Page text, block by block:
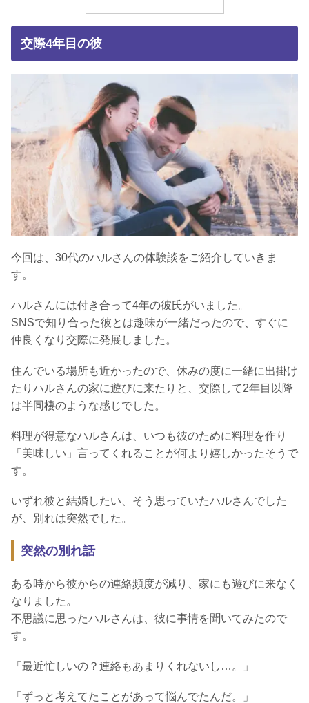
交際4年目の彼
今回は、30代のハルさんの体験談をご紹介していきま
す。
ハルさんには付き合って4年の彼氏がいました。
SNSで知り合った彼とは趣味が一緒だったので、すぐに
仲良くなり交際に発展しました。
住んでいる場所も近かったので、休みの度に一緒に出掛け
たりハルさんの家に遊びに来たりと、交際して2年目以降
は半同棲のような感じでした。
料理が得意なハルさんは、いつも彼のために料理を作り
「美味しい」言ってくれることが何より嬉しかったそうで
す。
いずれ彼と結婚したい、そう思っていたハルさんでした
が、別れは突然でした。
突然の別れ話
ある時から彼からの連絡頻度が減り、家にも遊びに来なく
なりました。
不思議に思ったハルさんは、彼に事情を聞いてみたので
す。
「最近忙しいの？連絡もあまりくれないし…。」
「ずっと考えてたことがあって悩んでたんだ。」